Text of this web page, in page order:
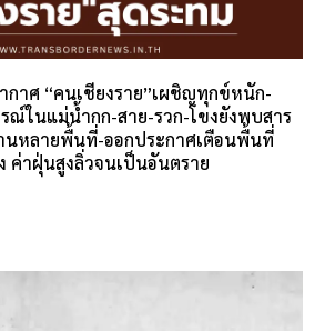
าศ “คนเชียงราย”เผชิญทุกข์หนัก-
ณ์ในแม่น้ำกก-สาย-รวก-โขงยังพบสาร
นหลายพื้นที่-ออกประกาศเตือนพื้นที่
ค่าฝุ่นสูงลิ่วจนเป็นอันตราย